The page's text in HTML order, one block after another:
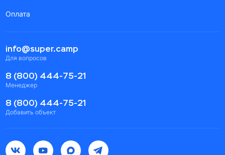
Оплата
info@super.camp
Для вопросов
8 (800) 444-75-21
Менеджер
8 (800) 444-75-21
Добавить объект